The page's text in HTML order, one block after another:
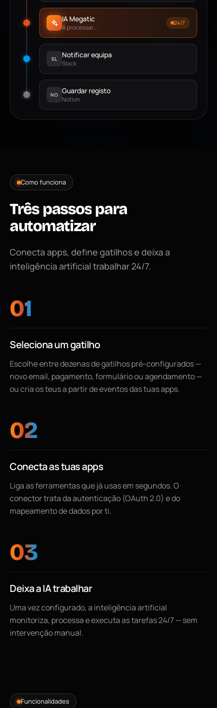
IA Megatic
A processar…
24/7
SL Notificar equipa
Slack
NO Guardar registo
Notion
Como funciona
Três passos para
automatizar
Conecta apps, define gatilhos e deixa a
inteligência artificial trabalhar 24/7.
01
Seleciona um gatilho
Escolhe entre dezenas de gatilhos pré-configurados —
novo email, pagamento, formulário ou agendamento —
ou cria os teus a partir de eventos das tuas apps.
02
Conecta as tuas apps
Liga as ferramentas que já usas em segundos. O
conector trata da autenticação (OAuth 2.0) e do
mapeamento de dados por ti.
03
Deixa a IA trabalhar
Uma vez configurado, a inteligência artificial
monitoriza, processa e executa as tarefas 24/7 — sem
intervenção manual.
Funcionalidades